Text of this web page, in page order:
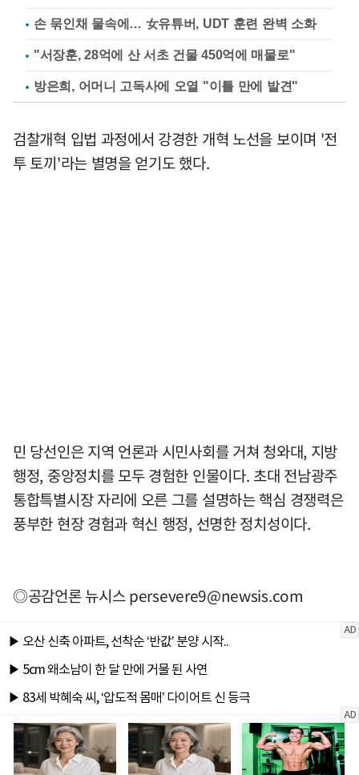
손 묶인채 물속에… 女유튜버, UDT 훈련 완벽 소화
"서장훈, 28억에 산 서초 건물 450억에 매물로"
방은희, 어머니 고독사에 오열 "이틀 만에 발견"
검찰개혁 입법 과정에서 강경한 개혁 노선을 보이며 '전
투 토끼'라는 별명을 얻기도 했다.
민 당선인은 지역 언론과 시민사회를 거쳐 청와대, 지방
행정, 중앙정치를 모두 경험한 인물이다. 초대 전남광주
통합특별시장 자리에 오른 그를 설명하는 핵심 경쟁력은
풍부한 현장 경험과 혁신 행정, 선명한 정치성이다.
◎공감언론 뉴시스persevere9@newsis.com